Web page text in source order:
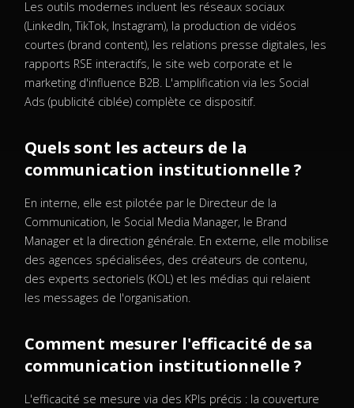
Les outils modernes incluent les réseaux sociaux
(LinkedIn, TikTok, Instagram), la production de vidéos
courtes (brand content), les relations presse digitales, les
rapports RSE interactifs, le site web corporate et le
marketing d'influence B2B. L'amplification via les Social
Ads (publicité ciblée) complète ce dispositif.
Quels sont les acteurs de la
communication institutionnelle ?
En interne, elle est pilotée par le Directeur de la
Communication, le Social Media Manager, le Brand
Manager et la direction générale. En externe, elle mobilise
des agences spécialisées, des créateurs de contenu,
des experts sectoriels (KOL) et les médias qui relaient
les messages de l'organisation.
Comment mesurer l'efficacité de sa
communication institutionnelle ?
L'efficacité se mesure via des KPIs précis : la couverture